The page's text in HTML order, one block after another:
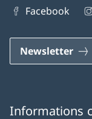
Facebook
Newsletter
Informations